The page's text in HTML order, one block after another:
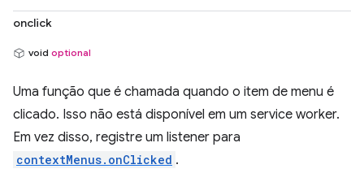
onclick
void optional
Uma função que é chamada quando o item de menu é
clicado. Isso não está disponível em um service worker.
Em vez disso, registre um listener para
contextMenus.onClicked .